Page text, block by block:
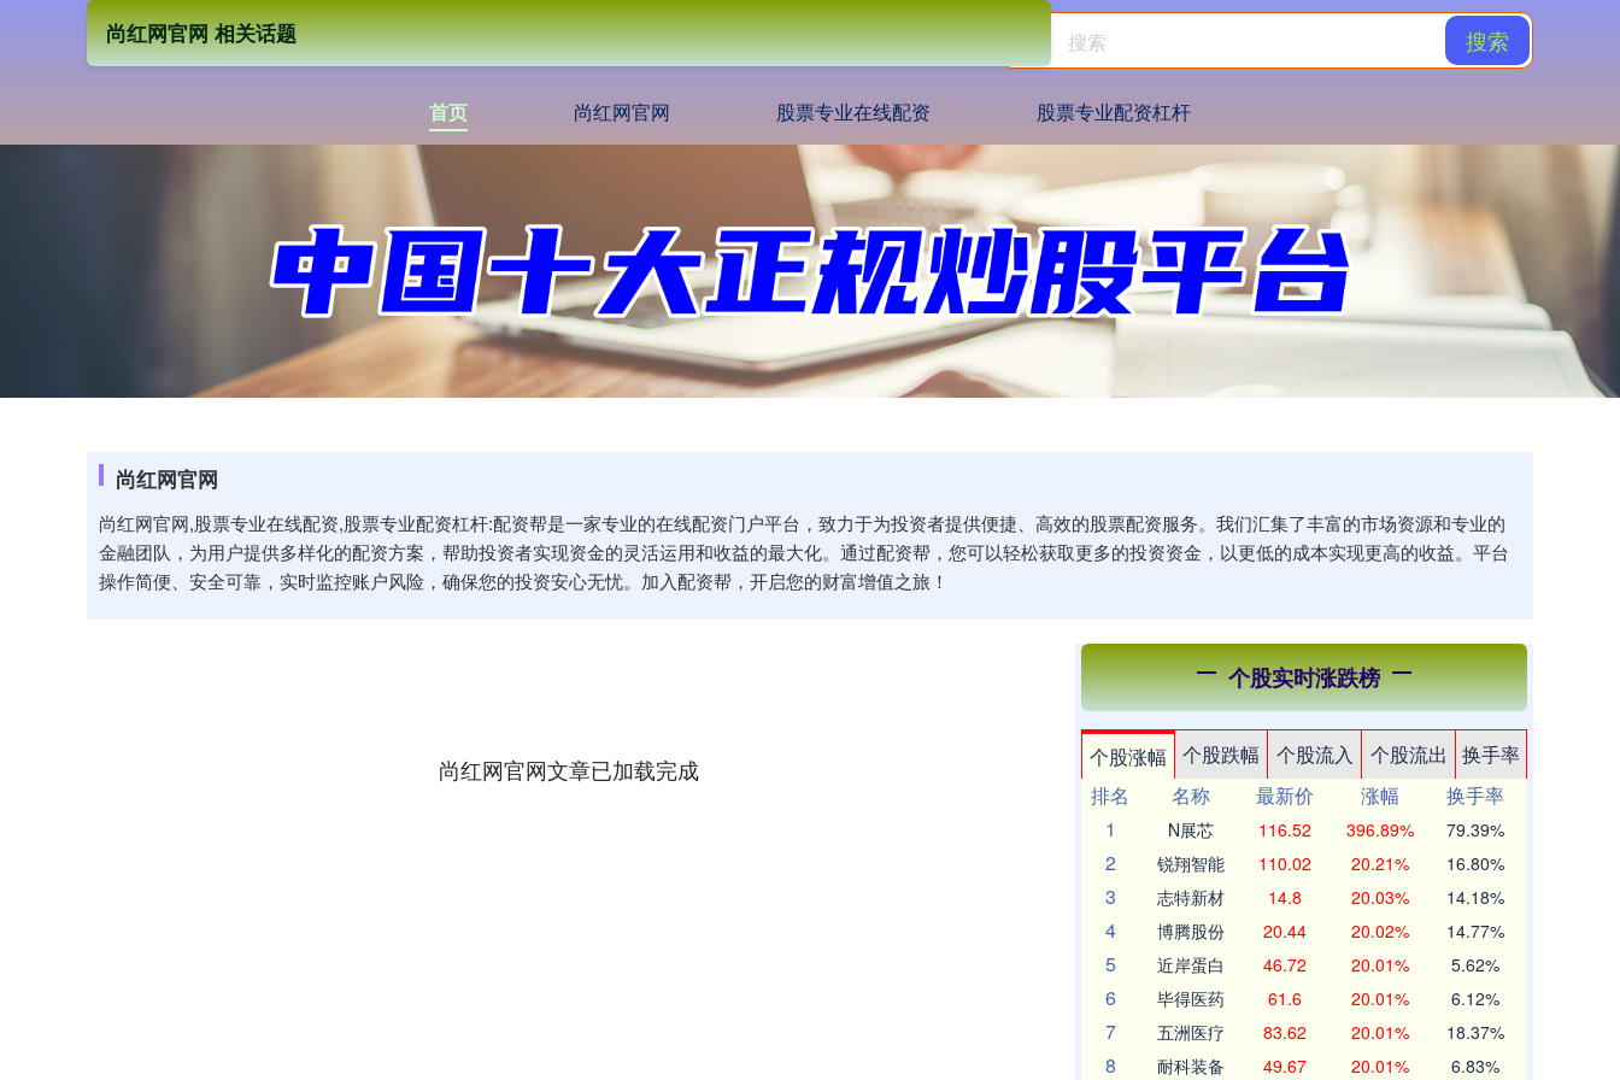
搜索
首页 尚红网官网 股票专业在线配资 股票专业配资杠杆
尚红网官网
尚红网官网,股票专业在线配资,股票专业配资杠杆:配资帮是一家专业的在线配资门户平台，致力于为投资者提供便捷、高效的股票配资服务。我们汇集了丰富的市场资源和专业的
金融团队，为用户提供多样化的配资方案，帮助投资者实现资金的灵活运用和收益的最大化。通过配资帮，您可以轻松获取更多的投资资金，以更低的成本实现更高的收益。平台
操作简便、安全可靠，实时监控账户风险，确保您的投资安心无忧。加入配资帮，开启您的财富增值之旅！
尚红网官网 相关话题
尚红网官网文章已加载完成
个股实时涨跌榜
个股涨幅 个股跌幅 个股流入 个股流出
换手率
排名
名称 最新价 涨幅
换手率
1
N展芯 116.52 396.89% 79.39%
2 锐翔智能 110.02 20.21% 16.80%
3 志特新材 14.8 20.03% 14.18%
4 博腾股份 20.44 20.02% 14.77%
5 近岸蛋白 46.72 20.01% 5.62%
6 毕得医药 61.6 20.01% 6.12%
7 五洲医疗 83.62 20.01% 18.37%
8 耐科装备 49.67 20.01% 6.83%